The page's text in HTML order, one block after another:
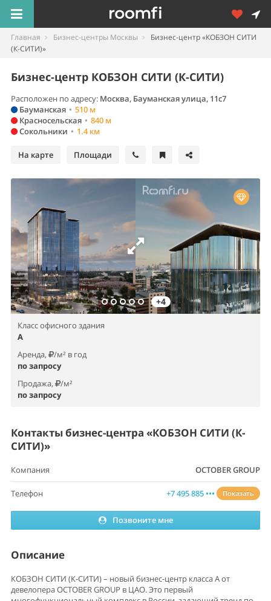
Главная Бизнес-центры Москвы
Бизнес-центр «КОБЗОН СИТИ
(К-СИТИ)»
Бизнес-центр КОБЗОН СИТИ (К-СИТИ)
Расположен по адресу: Москва, Бауманская улица, 11с7
Бауманская • 510 м
Красносельская • 840 м
Сокольники • 1.4 км
На карте Площади
+4
Класс офисного здания
A
Аренда,
/м² в год
по запросу
Продажа,
/м²
по запросу
Контакты бизнес-центра «КОБЗОН СИТИ (К-
СИТИ)»
Компания OCTOBER GROUP
Телефон +7 495 885 ••• Показать
Позвоните мне
Описание
КОБЗОН СИТИ (К-СИТИ) – новый бизнес-центр класса А от
девелопера OCTOBER GROUP в ЦАО. Это первый